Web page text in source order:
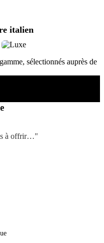
italien
sélectionnés auprès de
à offrir…"